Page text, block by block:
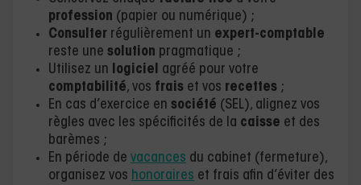
profession (papier ou numérique) ;
Consulter régulièrement un expert-comptable
reste une solution pragmatique ;
Utilisez un logiciel agréé pour votre
comptabilité, vos frais et vos recettes ;
En cas d’exercice en société (SEL), alignez vos
règles avec les spécificités de la caisse et des
barèmes ;
En période de vacances du cabinet (fermeture),
organisez vos honoraires et frais afin d’éviter des